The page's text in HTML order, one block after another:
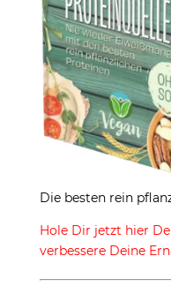
Die besten rein
Hole Dir jetzt hier
verbessere Deine